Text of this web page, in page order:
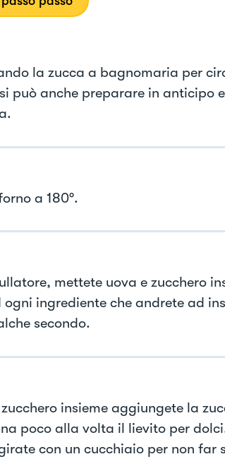
la zucca a bagnomaria per
può anche preparare in anticipo
a 180°.
mettete uova e zucchero
ingrediente che andrete ad
secondo.
insieme aggiungete la
poco alla volta il lievito per
con un cucchiaio per non far